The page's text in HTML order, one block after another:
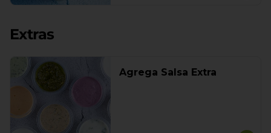
Extras
Agrega Salsa Extra